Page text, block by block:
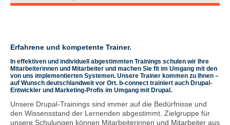
Erfahrene und kompetente Trainer.
In effektiven und individuell abgestimmten Trainings schulen wir Ihre
Mitarbeiterinnen und Mitarbeiter und machen Sie fit im Umgang mit den
von uns implementierten Systemen. Unsere Trainer kommen zu Ihnen –
auf Wunsch deutschlandweit vor Ort. b-connect trainiert auch Drupal-
Entwickler und Marketing-Profis im Umgang mit Drupal.
Unsere Drupal-Trainings sind immer auf die Bedürfnisse und
den Wissensstand der Lernenden abgestimmt. Zielgruppe für
unsere Schulungen können Mitarbeiterinnen und Mitarbeiter aus